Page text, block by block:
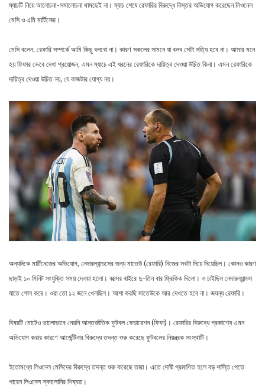
ম্যাচটি নিয়ে আলোচনা-সমালোচনা থামছেই না। ম্যাচ শেষে রেফারির বিরুদ্ধে বিস্তর অভিযোগ করেছেন লিওনেল
মেসি ও এমি মার্টিনেজ।
মেসি বলেন, রেফারি সম্পর্কে আমি কিছু বলবো না। কারণ সকলের সামনে যা বলব সেটা সত্যি হবে না। আমার মনে
হয় ফিফার ভেবে দেখা প্রয়োজন, এমন ম্যাচে এই ধরনের রেফারিকে দায়িত্ব দেওয়া উচিত কিনা। এমন রেফারিকে
দায়িত্ব দেওয়া উচিত নয়, যে কাজটার যোগ্য নয়।
অন্যদিকে মার্টিনেজের অভিযোগ, নেদারল্যান্ডসের জন্য মাতেউ (রেফারি) নিজের সবটা দিয়ে দিয়েছিল। কোনও কারণ
ছাড়াই ১০ মিনিট সংযুক্তি সময় দেওয়া হলো। বক্সের বাইরে দু-তিন বার ফ্রিকিক দিলো। ও চাইছিল নেদারল্যান্ডস
যাতে গোল করে। ওরা তো ১২ জনে খেলছিল। আশা করছি মাতেউকে আর দেখতে হবে না। জঘন্য রেফারি।
বিষয়টি মোটেও ভালোভাবে নেয়নি আন্তর্জাতিক ফুটবল ফেডারেশন (ফিফা)। রেফারির বিরুদ্ধে প্রকাশ্যে এমন
অভিযোগ করার কারণে আর্জেন্টিনার বিরুদ্ধে তদন্ত শুরু করেছে ফুটবলের নিয়ন্ত্রক সংস্থাটি।
ইতোমধ্যে লিওনেল মেসিদের বিরুদ্ধে তদন্ত শুরু করেছে তারা। এতে দোষী প্রমাণিত হলে বড় শাস্তি পেতে
পারেন লিওনেল স্কালোনির শিষ্যরা।